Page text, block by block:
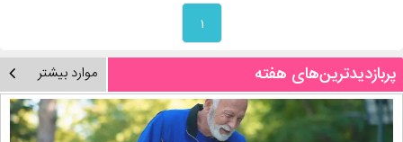
۱
پربازدیدترین‌های هفته موارد بیشتر